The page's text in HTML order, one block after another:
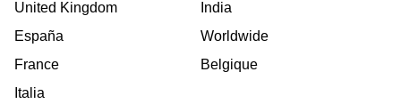
United Kingdom
España
France
Italia
India
Worldwide
Belgique